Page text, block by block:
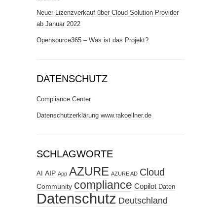
Neuer Lizenzverkauf über Cloud Solution Provider
ab Januar 2022
Opensource365 – Was ist das Projekt?
DATENSCHUTZ
Compliance Center
Datenschutzerklärung www.rakoellner.de
SCHLAGWORTE
AI AIP App AZURE AZURE AD Cloud
Community compliance Copilot Daten
Datenschutz Deutschland